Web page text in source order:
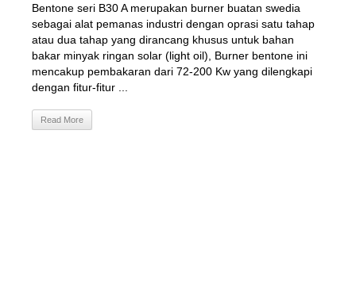
Bentone seri B30 A merupakan burner buatan swedia
sebagai alat pemanas industri dengan oprasi satu tahap
atau dua tahap yang dirancang khusus untuk bahan
bakar minyak ringan solar (light oil), Burner bentone ini
mencakup pembakaran dari 72-200 Kw yang dilengkapi
dengan fitur-fitur ...
Read More